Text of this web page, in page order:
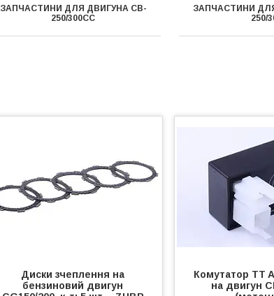
ЗАПЧАСТИНИ ДЛЯ ДВИГУНА CB-
250/300СС
ЗАПЧАСТИНИ
250/
Диски зчеплення на
бензиновий двигун
Комутатор TT
на двигун